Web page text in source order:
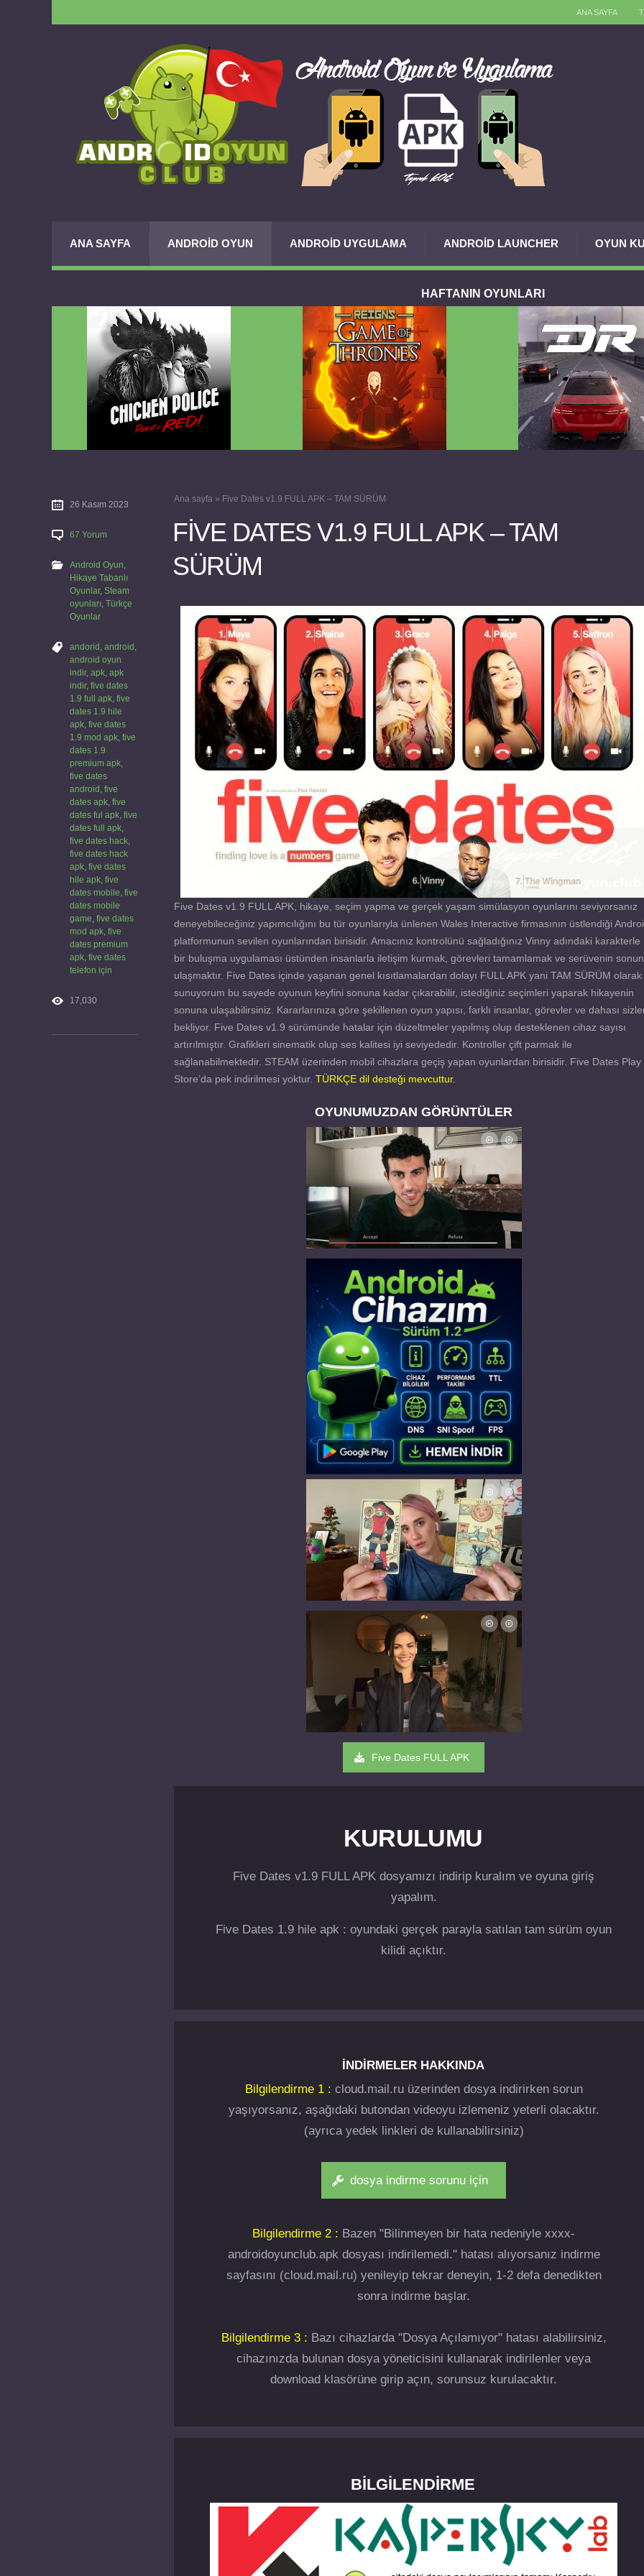
ANA SAYFA
ANA SAYFA ANDROID OYUN ANDROID UYGULAMA ANDROID LAUNCHER OYUN
HAFTANIN OYUNLARI
Ana sayfa » Five Dates v1.9 FULL APK – TAM SÜRÜM
FIVE DATES V1.9 FULL APK – TAM
SÜRÜM
Five Dates v1.9 FULL APK, hikaye, seçim yapma ve gerçek yaşam simülasyon oyunlarını seviyorsanız
deneyebileceğiniz yapımcılığını bu tür oyunlarıyla ünlenen Wales Interactive firmasının üstlendiği
platformunun sevilen oyunlarından birisidir. Amacınız kontrolünü sağladığınız Vinny adındaki karakterle
bir buluşma uygulaması üstünden insanlarla iletişim kurmak, görevleri tamamlamak ve serüvenin
ulaşmaktır. Five Dates içinde yaşanan genel kısıtlamalardan dolayı FULL APK yani TAM SÜRÜM olarak
sunuyorum bu sayede oyunun keyfini sonuna kadar çıkarabilir, istediğiniz seçimleri yaparak hikayenin
sonuna ulaşabilirsiniz. Kararlarınıza göre şekillenen oyun yapısı, farklı insanlar, görevler ve dahası
bekliyor. Five Dates v1.9 sürümünde hatalar için düzeltmeler yapılmış olup desteklenen cihaz sayısı
artırılmıştır. Grafikleri sinematik olup ses kalitesi iyi seviyededir. Kontroller çift parmak ile
sağlanabilmektedir. STEAM üzerinden mobil cihazlara geçiş yapan oyunlardan birisidir. Five Dates Play
Store’da pek indirilmesi yoktur. TÜRKÇE dil desteği mevcuttur.
OYUNUMUZDAN GÖRÜNTÜLER
Five Dates FULL APK
KURULUMU
Five Dates v1.9 FULL APK dosyamızı indirip kuralım ve oyuna giriş
yapalım.
Five Dates 1.9 hile apk : oyundaki gerçek parayla satılan tam sürüm oyun
kilidi açıktır.
İNDIRMELER HAKKINDA
Bilgilendirme 1 : cloud.mail.ru üzerinden dosya indirirken sorun
yaşıyorsanız, aşağıdaki butondan videoyu izlemeniz yeterli olacaktır.
(ayrıca yedek linkleri de kullanabilirsiniz)
dosya indirme sorunu için
Bilgilendirme 2 : Bazen "Bilinmeyen bir hata nedeniyle xxxx-
androidoyunclub.apk dosyası indirilemedi." hatası alıyorsanız indirme
sayfasını (cloud.mail.ru) yenileyip tekrar deneyin, 1-2 defa denedikten
sonra indirme başlar.
Bilgilendirme 3 : Bazı cihazlarda "Dosya Açılamıyor" hatası alabilirsiniz,
cihazınızda bulunan dosya yöneticisini kullanarak indirilenler veya
download klasörüne girip açın, sorunsuz kurulacaktır.
BILGILENDIRME
26 Kasım 2023
67 Yorum
Android Oyun,
Hikaye Tabanlı
Oyunlar, Steam
oyunları, Türkçe
Oyunlar
andorid , android ,
android oyun
indir, apk, apk
indir, five dates
1.9 full apk, five
dates 1.9 hile
apk, five dates
1.9 mod apk, five
dates 1.9
premium apk,
five dates
android , five
dates apk, five
dates ful apk, five
dates full apk,
five dates hack,
five dates hack
apk, five dates
hile apk, five
dates mobile, five
dates mobile
game, five dates
mod apk, five
dates premium
apk, five dates
telefon için
17,030